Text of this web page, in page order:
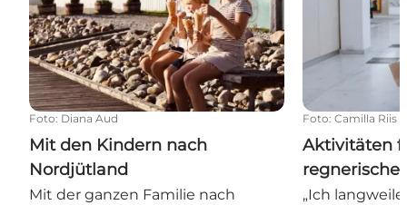
Foto: Diana Aud
Mit den Kindern nach
Nordjütland
Mit der ganzen Familie nach
Foto: Camilla Riis
Aktivitäten
„Ich